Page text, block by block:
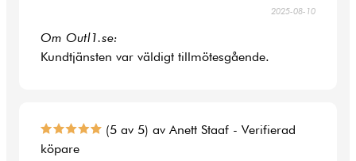
2025-08-10
Om Outl1.se:
Kundtjänsten var väldigt tillmötesgående.
(5 av 5) av Anett Staaf - Verifierad
köpare